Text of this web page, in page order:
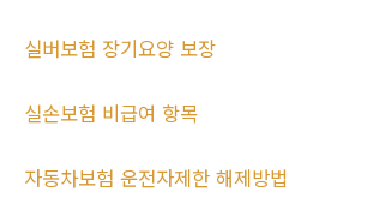
실버보험 장기요양 보장
실손보험 비급여 항목
자동차보험 운전자제한 해제방법